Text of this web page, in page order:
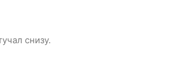
снизу.